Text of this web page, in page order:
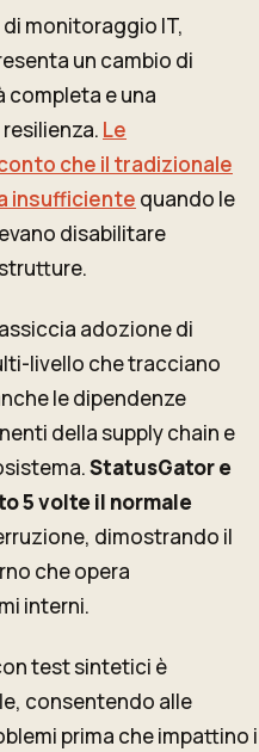
di monitoraggio IT,
un cambio di
completa e una
Le
che il tradizionale
insufficiente quando le
disabilitare
adozione di
livello che tracciano
le dipendenze
della supply chain e
StatusGator e
5 volte il normale
dimostrando il
che opera
interni.
test sintetici è
consentendo alle
prima che impattino i